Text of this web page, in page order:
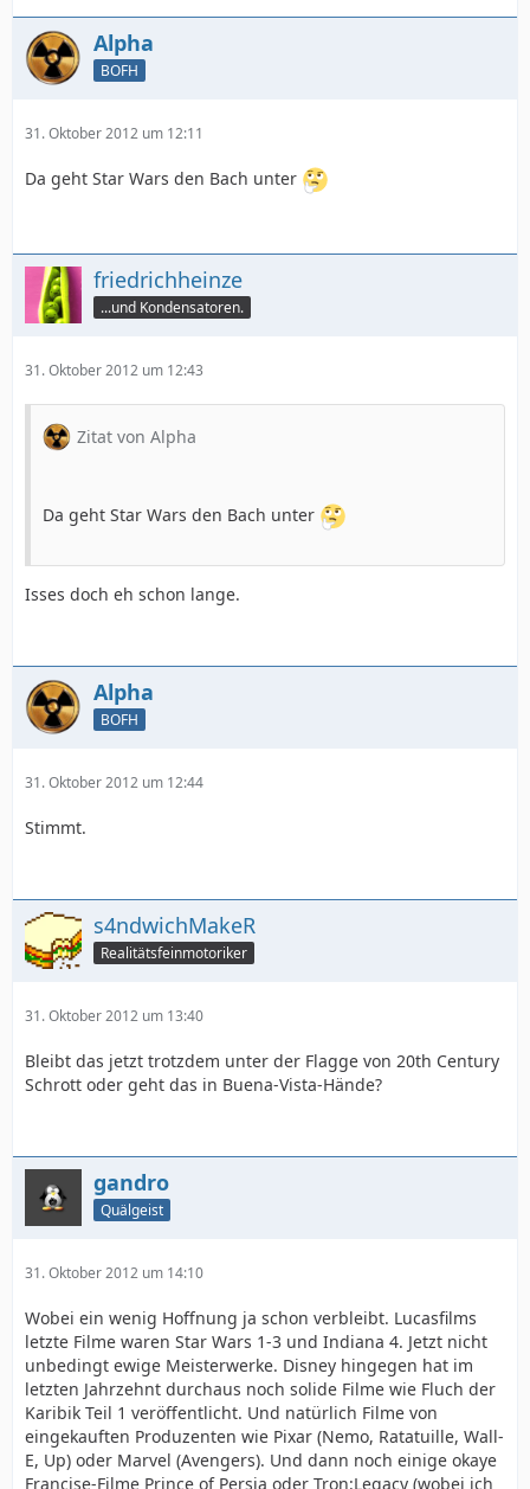
Alpha
BOFH
31. Oktober 2012 um 12:11
Da geht Star Wars den Bach unter
friedrichheinze
...und Kondensatoren.
31. Oktober 2012 um 12:43
Zitat von Alpha
Da geht Star Wars den Bach unter
Isses doch eh schon lange.
Alpha
BOFH
31. Oktober 2012 um 12:44
Stimmt.
s4ndwichMakeR
Realitätsfeinmotoriker
31. Oktober 2012 um 13:40
Bleibt das jetzt trotzdem unter der Flagge von 20th Century
Schrott oder geht das in Buena-Vista-Hände?
gandro
Quälgeist
31. Oktober 2012 um 14:10
Wobei ein wenig Hoffnung ja schon verbleibt. Lucasfilms
letzte Filme waren Star Wars 1-3 und Indiana 4. Jetzt nicht
unbedingt ewige Meisterwerke. Disney hingegen hat im
letzten Jahrzehnt durchaus noch solide Filme wie Fluch der
Karibik Teil 1 veröffentlicht. Und natürlich Filme von
eingekauften Produzenten wie Pixar (Nemo, Ratatuille, Wall-
E, Up) oder Marvel (Avengers). Und dann noch einige okaye
Francise-Filme Prince of Persia oder Tron:Legacy (wobei ich